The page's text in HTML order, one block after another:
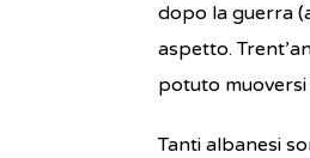
dopo la guerra
aspetto.
potuto
Tanti albanesi